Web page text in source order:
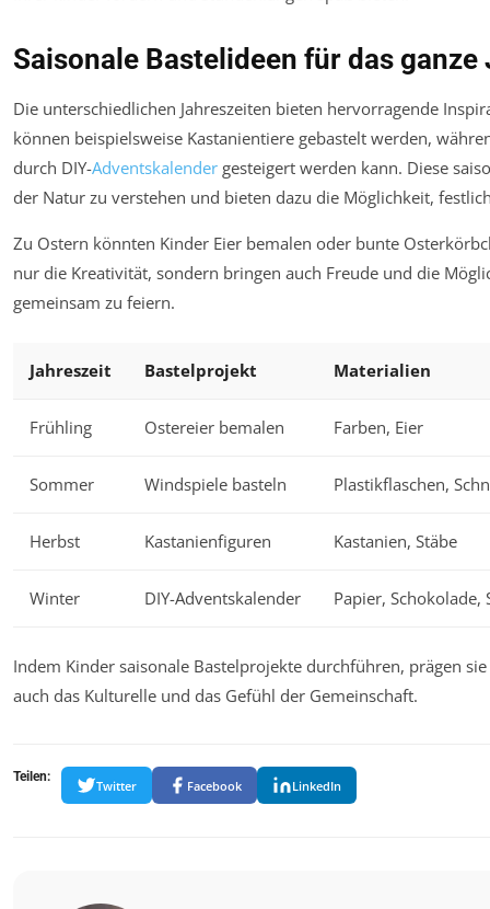
Saisonale Bastelideen für das ganze
Die unterschiedlichen Jahreszeiten bieten hervorragende
können beispielsweise Kastanientiere gebastelt werden,
durch DIY-Adventskalender gesteigert werden kann. Diese
der Natur zu verstehen und bieten dazu die Möglichkeit,
Zu Ostern könnten Kinder Eier bemalen oder bunte
nur die Kreativität, sondern bringen auch Freude und die
gemeinsam zu feiern.
Jahreszeit Bastelprojekt Materialien
Frühling Ostereier bemalen Farben, Eier
Sommer Windspiele basteln Plastikflaschen,
Herbst Kastanienfiguren Kastanien, Stäbe
Winter DIY-Adventskalender Papier, Schokolade,
Indem Kinder saisonale Bastelprojekte durchführen, prägen
auch das Kulturelle und das Gefühl der Gemeinschaft.
Teilen:
Twitter Facebook LinkedIn